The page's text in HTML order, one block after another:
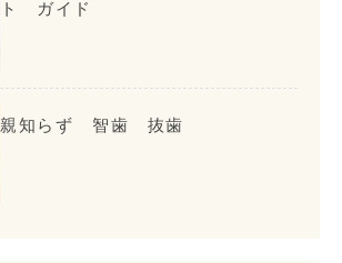
ト ガイド
親知らず 智歯 抜歯